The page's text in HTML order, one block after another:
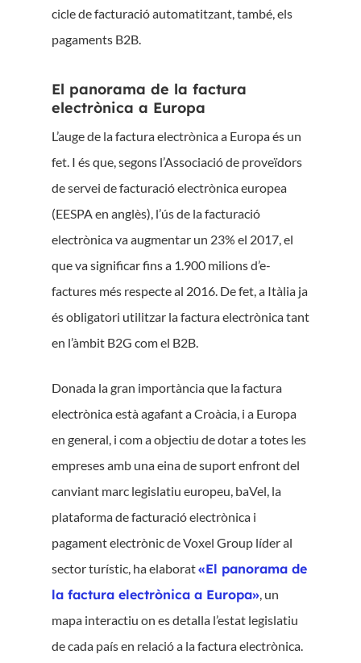
cicle de facturació automatitzant, també, els
pagaments B2B.
El panorama de la factura
electrònica a Europa
L’auge de la factura electrònica a Europa és un
fet. I és que, segons l’Associació de proveïdors
de servei de facturació electrònica europea
(EESPA en anglès), l’ús de la facturació
electrònica va augmentar un 23% el 2017, el
que va significar fins a 1.900 milions d’e-
factures més respecte al 2016. De fet, a Itàlia ja
és obligatori utilitzar la factura electrònica tant
en l’àmbit B2G com el B2B.
Donada la gran importància que la factura
electrònica està agafant a Croàcia, i a Europa
en general, i com a objectiu de dotar a totes les
empreses amb una eina de suport enfront del
canviant marc legislatiu europeu, baVel, la
plataforma de facturació electrònica i
pagament electrònic de Voxel Group líder al
sector turístic, ha elaborat«El panorama de
la factura electrònica a Europa», un
mapa interactiu on es detalla l’estat legislatiu
de cada país en relació a la factura electrònica.